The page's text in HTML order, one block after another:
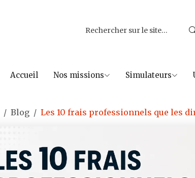
Accueil Nos missions Simulateurs
Blog Les 10 frais professionnels que les